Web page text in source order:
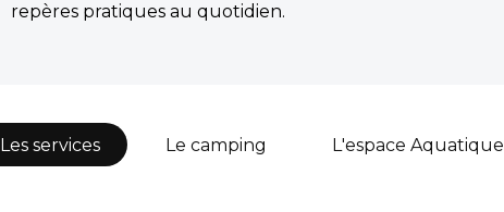
repères pratiques au quotidien.
Les services Le camping L'espace Aquatique